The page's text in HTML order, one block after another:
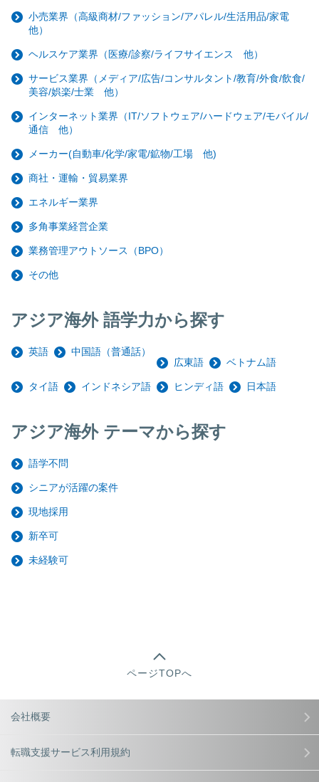
小売業界（高級商材/ファッション/アパレル/生活用品/家電
他）
ヘルスケア業界（医療/診察/ライフサイエンス 他）
サービス業界（メディア/広告/コンサルタント/教育/外食/飲食/
美容/娯楽/士業 他）
インターネット業界（IT/ソフトウェア/ハードウェア/モバイル/
通信 他）
メーカー(自動車/化学/家電/鉱物/工場 他)
商社・運輸・貿易業界
エネルギー業界
多角事業経営企業
業務管理アウトソース（BPO）
その他
アジア海外 語学力から探す
英語
中国語（普通話）
広東語
ベトナム語
タイ語 インドネシア語 ヒンディ語 日本語
アジア海外 テーマから探す
語学不問
シニアが活躍の案件
現地採用
新卒可
未経験可
ページTOPへ
会社概要
転職支援サービス利用規約